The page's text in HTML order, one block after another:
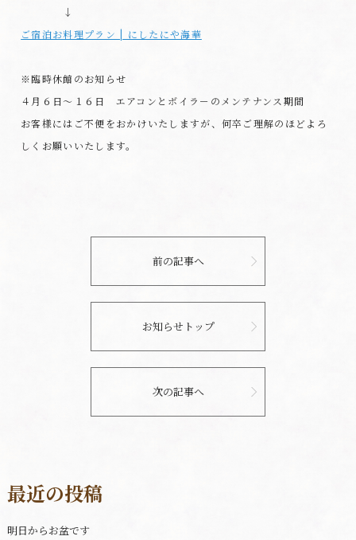
↓
ご宿泊お料理プラン | にしたにや海華
※臨時休館のお知らせ
４月６日～１６日 エアコンとボイラ－のメンテナンス期間
お客様にはご不便をおかけいたしますが、何卒ご理解のほどよろ
しくお願いいたします。
前の記事へ
お知らせトップ
次の記事へ
最近の投稿
明日からお盆です